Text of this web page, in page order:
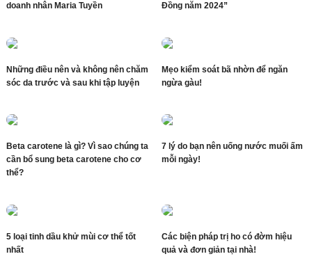
doanh nhân Maria Tuyền
Đồng năm 2024”
Những điều nên và không nên chăm
sóc da trước và sau khi tập luyện
Mẹo kiểm soát bã nhờn để ngăn
ngừa gàu!
Beta carotene là gì? Vì sao chúng ta
cần bổ sung beta carotene cho cơ
thể?
7 lý do bạn nên uống nước muối ấm
mỗi ngày!
5 loại tinh dầu khử mùi cơ thể tốt
nhất
Các biện pháp trị ho có đờm hiệu
quả và đơn giản tại nhà!